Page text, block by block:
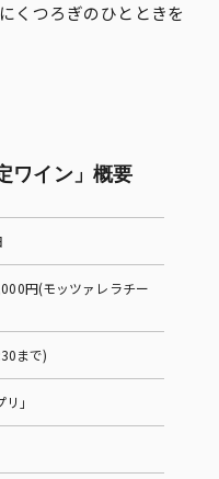
くつろぎのひとときを
ワイン」概要
円(モッツァレラチー
まで)
」